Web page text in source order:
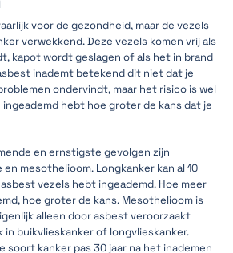
voor de gezondheid, maar de vezels
verwekkend. Deze vezels komen vrij als
kapot wordt geslagen of als het in brand
inademt betekend dit niet dat je
ondervindt, maar het risico is wel
ingeademd hebt hoe groter de kans dat je
en ernstigste gevolgen zijn
mesothelioom. Longkanker kan al 10
vezels hebt ingeademd. Hoe meer
hoe groter de kans. Mesothelioom is
alleen door asbest veroorzaakt
in buikvlieskanker of longvlieskanker.
soort kanker pas 30 jaar na het inademen